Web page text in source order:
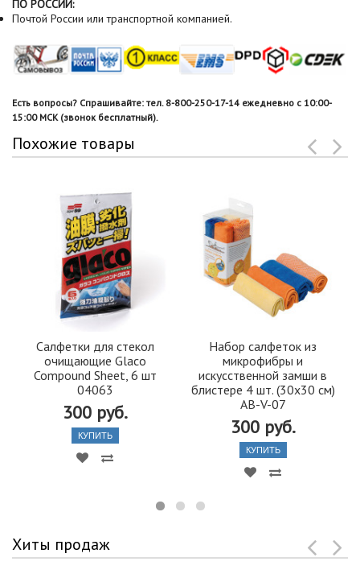
ПО РОССИИ:
Почтой России или транспортной компанией.
Есть вопросы? Спрашивайте: тел. 8-800-250-17-14 ежедневно с 10:00-
15:00 МСК (звонок бесплатный).
Похожие товары
Салфетки для стекол
очищающие Glaco
Compound Sheet, 6 шт
04063
300 руб.
КУПИТЬ
Набор салфеток из
микрофибры и
искусственной замши в
блистере 4 шт. (30х30 см)
AB-V-07
300 руб.
КУПИТЬ
Хиты продаж